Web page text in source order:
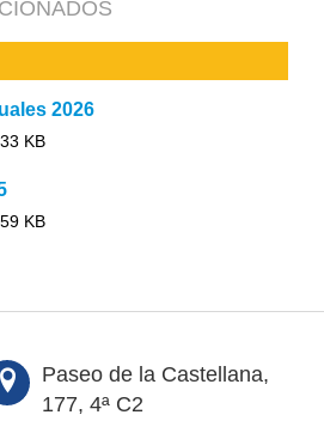
2026
KB
KB
Paseo de la Castellana,
177, 4ª C2